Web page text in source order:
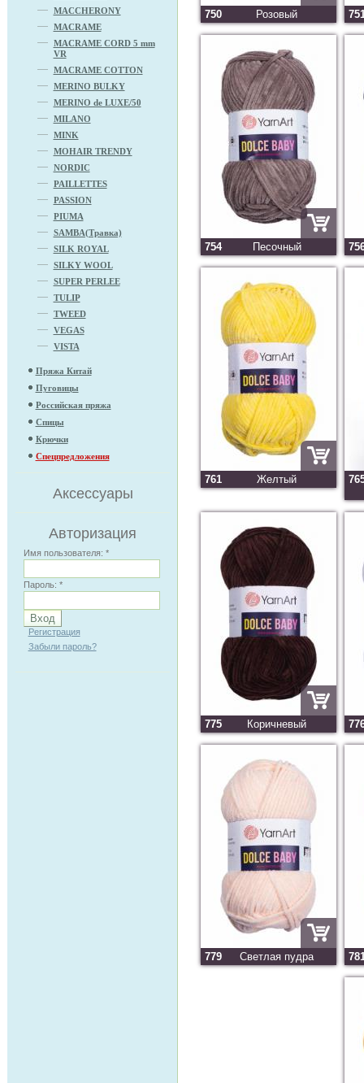
MACCHERONY
MACRAME
MACRAME CORD 5 mm
VR
MACRAME COTTON
MERINO BULKY
MERINO de LUXE/50
MILANO
MINK
MOHAIR TRENDY
NORDIC
PAILLETTES
PASSION
PIUMA
SAMBA(Травка)
SILK ROYAL
SILKY WOOL
SUPER PERLEE
TULIP
TWEED
VEGAS
VISTA
Пряжа Китай
Пуговицы
Российская пряжа
Спицы
Крючки
Спецпредложения
Аксессуары
Авторизация
Имя пользователя: *
Пароль: *
Регистрация
Забыли пароль?
750 Розовый
754 Песочный
761 Желтый
775 Коричневый
779 Светлая пудра